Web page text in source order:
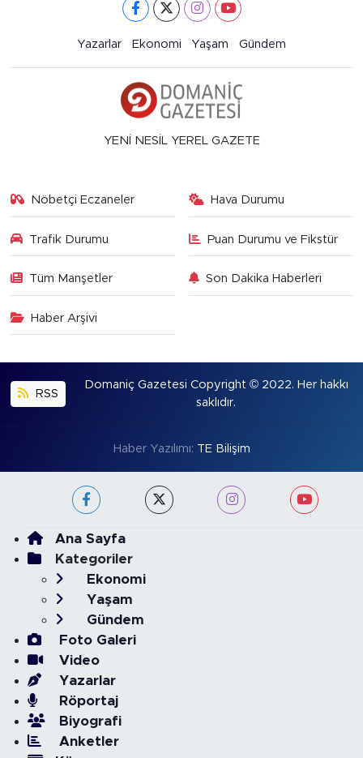
Yazarlar Ekonomi Yaşam Gündem
YENİ NESİL YEREL GAZETE
Nöbetçi Eczaneler Hava Durumu
Trafik Durumu Puan Durumu ve Fikstür
Tüm Manşetler Son Dakika Haberleri
Haber Arşivi
RSS
Domaniç Gazetesi Copyright © 2022. Her hakkı
saklıdır.
Haber Yazılımı: TE Bilişim
Ana Sayfa
Kategoriler
Ekonomi
Yaşam
Gündem
Foto Galeri
Video
Yazarlar
Röportaj
Biyografi
Anketler